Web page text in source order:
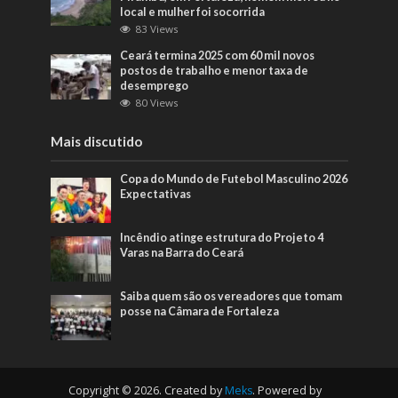
local e mulher foi socorrida
83 Views
Ceará termina 2025 com 60 mil novos
postos de trabalho e menor taxa de
desemprego
80 Views
Mais discutido
Copa do Mundo de Futebol Masculino 2026
Expectativas
Incêndio atinge estrutura do Projeto 4
Varas na Barra do Ceará
Saiba quem são os vereadores que tomam
posse na Câmara de Fortaleza
Copyright © 2026. Created by Meks. Powered by